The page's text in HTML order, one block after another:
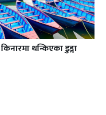
थन्किएका डुङ्गा